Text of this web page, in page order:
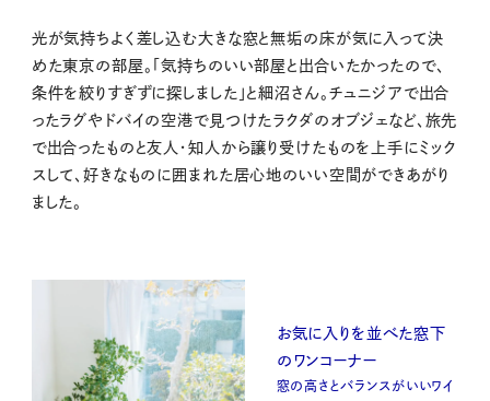
光が気持ちよく差し込む大きな窓と無垢の床が気に入って決
めた東京の部屋。「気持ちのいい部屋と出合いたかったので、
条件を絞りすぎずに探しました」と細沼さん。チュニジアで出合
ったラグやドバイの空港で見つけたラクダのオブジェなど、旅先
で出合ったものと友人・知人から譲り受けたものを上手にミック
スして、好きなものに囲まれた居心地のいい空間ができあがり
ました。
お気に入りを並べた窓下
のワンコーナー
窓の高さとバランスがいいワイ